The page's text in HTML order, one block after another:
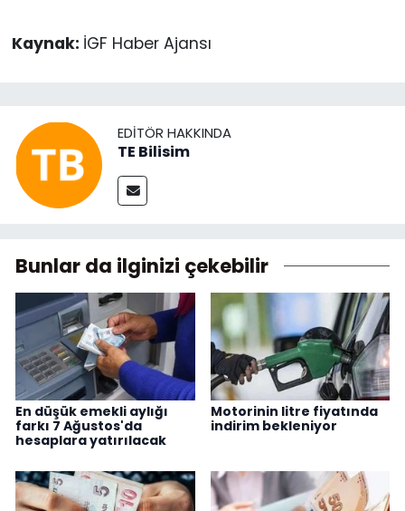
Kaynak: İGF Haber Ajansı
EDITÖR HAKKINDA
TE Bilisim
Bunlar da ilginizi çekebilir
En düşük emekli aylığı
farkı 7 Ağustos'da
hesaplara yatırılacak
Motorinin litre fiyatında
indirim bekleniyor